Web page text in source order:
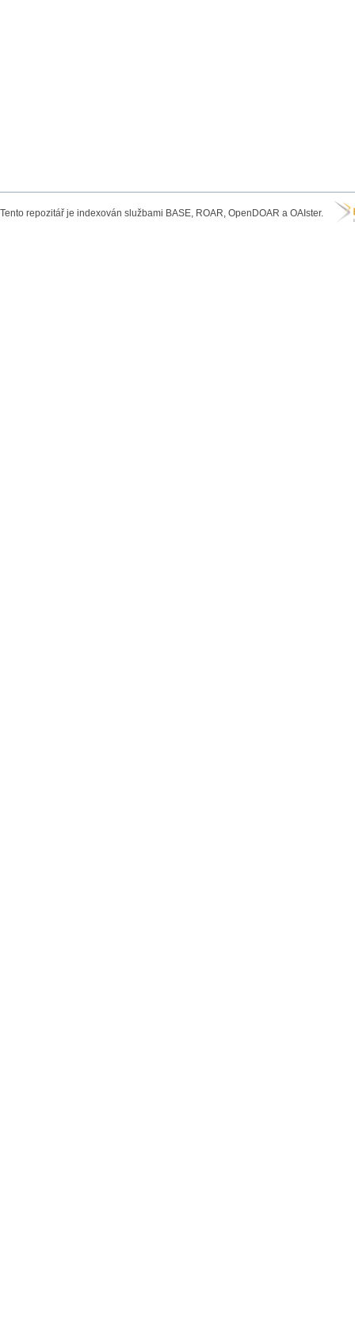
Tento repozitář je indexován službami BASE, ROAR, OpenDOAR a OAIster.